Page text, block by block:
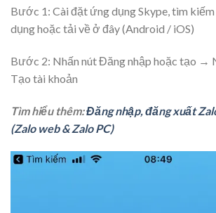
Bước 1: Cài đặt ứng dụng Skype, tìm
dụng hoặc tải về ở đây (Android / iOS)
Bước 2: Nhấn nútĐăng nhập hoặc tạo →
Tạo tài khoản
Tìm hiểu thêm:Đăng nhập, đăng xuất
(Zalo web & Zalo PC)